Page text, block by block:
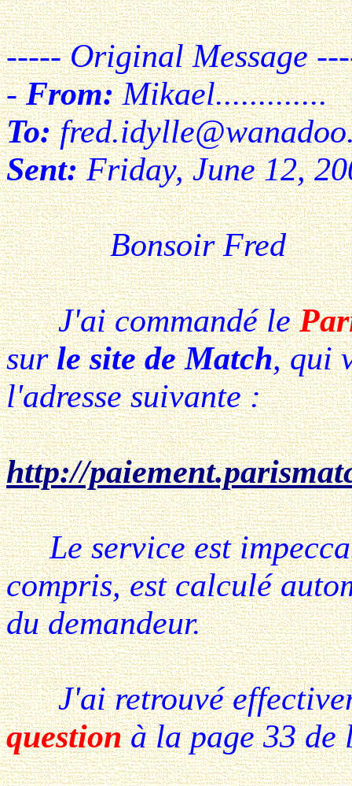
----- Original Message
-From:Mikael.............
To:
Sent:Friday, June 12,
Bonsoir Fred
J'ai commandé le
surle site de Match, qui
l'adresse suivante :
http://
Le service est
compris, est calculé
du demandeur.
J'ai retrouvé
questionà la page 33 de